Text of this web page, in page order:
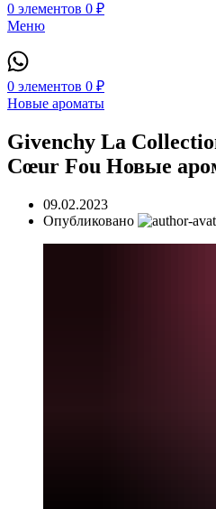
0 элементов 0 ₽
Меню
0 элементов 0 ₽
Новые ароматы
Givenchy La
Cœur Fou Новые
09.02.2023
Опубликовано